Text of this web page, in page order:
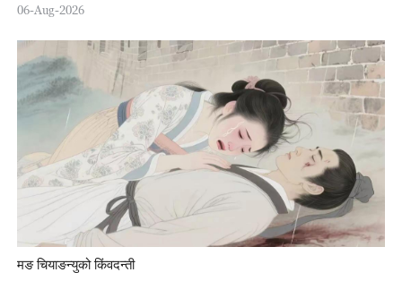
06-Aug-2026
मङ चियाङन्युको किंवदन्ती